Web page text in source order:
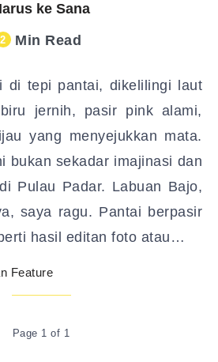
ke Sana
2 Min Read
di tepi pantai, dikelilingi laut
jernih, pasir pink alami,
yang menyejukkan mata.
bukan sekadar imajinasi dan
Pulau Padar. Labuan Bajo,
saya ragu. Pantai berpasir
hasil editan foto atau…
Feature
Page 1 of 1